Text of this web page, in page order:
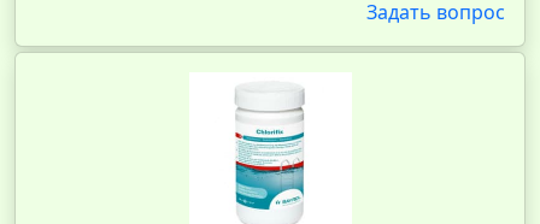
Задать вопрос